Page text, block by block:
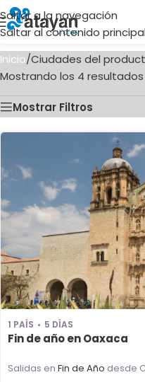
Saltar a la navegación
Saltar al contenido principal
Inicio/Ciudades del
Mostrando los 4 resultados
Mostrar Filtros
1 PAÍS 5 DÍAS
Fin de año en Oaxaca
Salidas en Fin de Año desde